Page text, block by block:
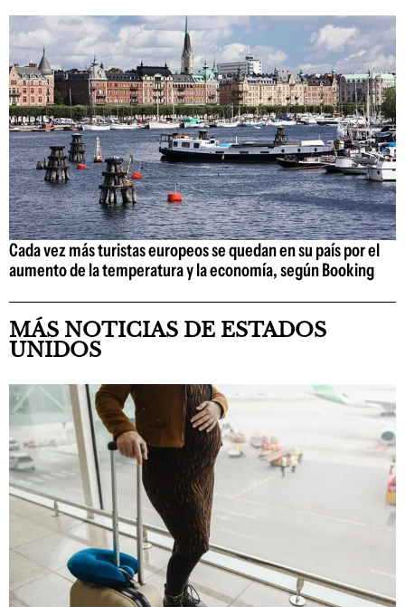
Cada vez más turistas europeos se quedan en su país por el
aumento de la temperatura y la economía, según Booking
MÁS NOTICIAS DE ESTADOS
UNIDOS